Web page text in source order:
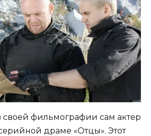
своей фильмографии сам актер
драме «Отцы». Этот